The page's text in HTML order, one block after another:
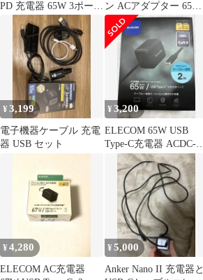
PD 充電器 65W 3ポート
Type-C USB-A GaN採用
PPS対応 3台同時充電
折りたたみ式プラグ
PSE技術基準適合
[iPhone 16 15 iPad
Macbook パソコンなど
対応] ブラック EC-A 1
ン ACアダプター 65W/
変換コネクター付属 10
個
¥3,199
電子機器ケーブル 充電
器 USB セット
¥3,200
ELECOM 65W USB
Type-C充電器 ACDC-
PD8665BK
¥4,280
ELECOM AC充電器
¥5,000
Anker Nano II 充電器と